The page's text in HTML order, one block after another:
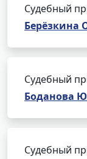
Судебный
Берёзкина
Судебный
Боданова
Судебный